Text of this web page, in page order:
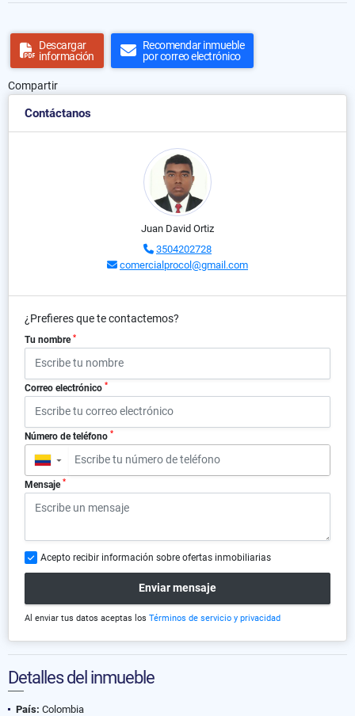
Descargar
información
Recomendar inmueble
por correo electrónico
Compartir
Contáctanos
Juan David Ortiz
3504202728
comercialprocol@gmail.com
¿Prefieres que te contactemos?
Tu nombre *
Correo electrónico *
Número de teléfono *
▼
Mensaje *
Acepto recibir información sobre ofertas inmobiliarias
Enviar mensaje
Al enviar tus datos aceptas los Términos de servicio y privacidad
Detalles del inmueble
País: Colombia